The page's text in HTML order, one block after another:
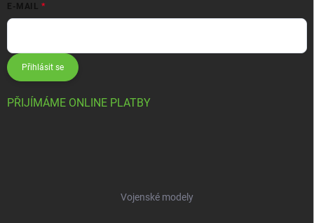
E-MAIL
Přihlásit se
PŘIJÍMÁME ONLINE PLATBY
Vojenské modely